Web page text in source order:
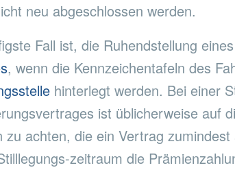
neu abgeschlossen werden.
Fall ist, die Ruhendstellung eines
, wenn die Kennzeichentafeln des
hinterlegt werden. Bei einer
ist üblicherweise auf
zu achten, die ein Vertrag
zeitraum die